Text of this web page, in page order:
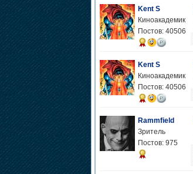
Kent S
Киноакадемик
Постов: 40506
Kent S
Киноакадемик
Постов: 40506
Rammfield
Зритель
Постов: 975